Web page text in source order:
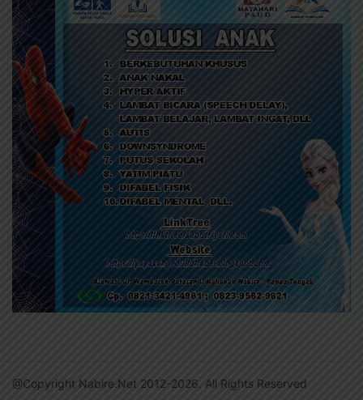
@Copyright Nabire.Net 2012-2026. All Rights Reserved